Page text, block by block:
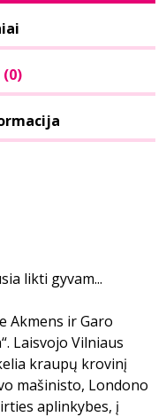
(0)
likti gyvam...
Akmens ir Garo
Laisvojo Vilniaus
kraupų krovinį
mašinisto, Londono
aplinkybes, į